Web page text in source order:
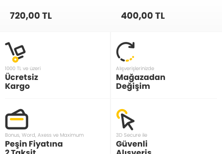
720,00 TL 400,00 TL
1000 TL ve üzeri
Ücretsiz
Kargo
Alışverişlerinizde
Mağazadan
Değişim
Bonus, Word, Axess ve Maximum
Peşin Fiyatına
3D Secure ile
Güvenli